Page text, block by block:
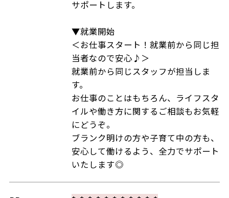
サポートします。
▼就業開始
＜お仕事スタート！就業前から同じ担
当者なので安心♪＞
就業前から同じスタッフが担当しま
す。
お仕事のことはもちろん、ライフスタ
イルや働き方に関するご相談もお気軽
にどうぞ。
ブランク明けの方や子育て中の方も、
安心して働けるよう、全力でサポート
いたします◎